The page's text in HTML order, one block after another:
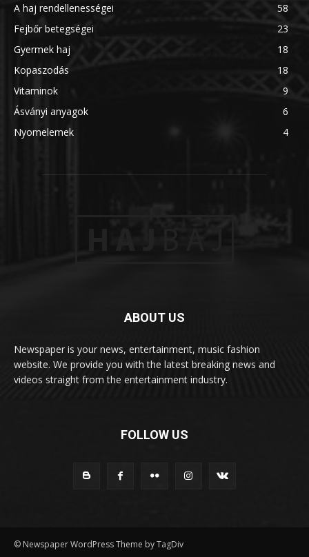
A haj rendellenességei
58
Fejbőr betegségei
23
Gyermek haj
18
Kopaszodás
18
Vitaminok
9
Ásványi anyagok
6
Nyomelemek
4
ABOUT US
Newspaper is your news, entertainment, music fashion
website. We provide you with the latest breaking news and
videos straight from the entertainment industry.
FOLLOW US
© Newspaper WordPress Theme by TagDiv